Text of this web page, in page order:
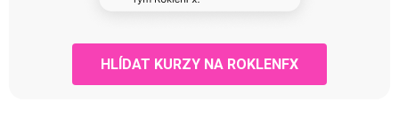
HLÍDAT KURZY NA ROKLENFX